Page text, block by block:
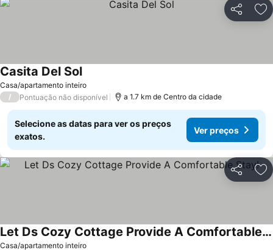
Partilhar
Casa/apartamento inteiro
Casita Del SolVer preços
/ Pontuação não disponível a 1.7 km de Centro da cidade
Selecione as datas para ver os preços
exatos.
Ver preços
Partilhar
Casa/apartamento inteiro
Let Ds Cozy Cottage Provide A Comfortable Stay!
Ver preços